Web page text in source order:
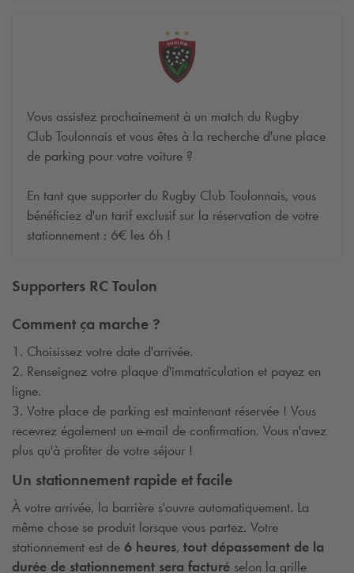
Supporters RC Toulon
Comment ça marche ?
1. Choisissez votre date d'arrivée.
2. Renseignez votre plaque d'immatriculation et payez en
ligne.
3. Votre place de parking est maintenant réservée ! Vous
recevrez également un e-mail de confirmation. Vous n'avez
plus qu'à profiter de votre séjour !
Un stationnement rapide et facile
À votre arrivée, la barrière s'ouvre automatiquement. La
même chose se produit lorsque vous partez. Votre
stationnement est de 6 heures, tout dépassement de la
durée de stationnement sera facturé selon la grille
Vous assistez prochainement à un match du Rugby
Club Toulonnais et vous êtes à la recherche d'une place
de parking pour votre voiture ?
En tant que supporter du Rugby Club Toulonnais, vous
bénéficiez d'un tarif exclusif sur la réservation de votre
stationnement : 6€ les 6h !